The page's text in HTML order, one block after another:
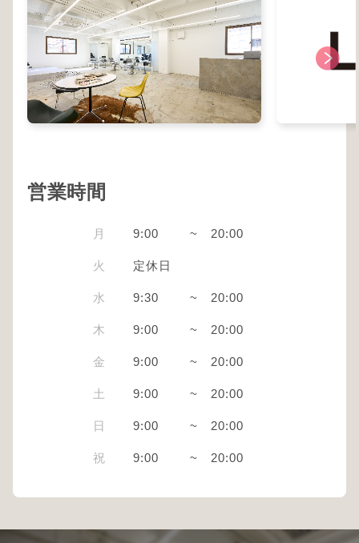
営業時間
月 9:00 ~ 20:00
火 定休日
水 9:30 ~ 20:00
木 9:00 ~ 20:00
金 9:00 ~ 20:00
土 9:00 ~ 20:00
日 9:00 ~ 20:00
祝 9:00 ~ 20:00